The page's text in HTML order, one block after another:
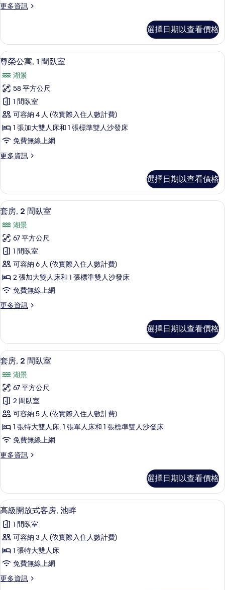
相
更多資訊
更
Room
的
詳
情
選擇日期以查看價格
顯
示
尊
榮
公
寓,
1
間
臥
的
所
有
相
片
5
尊榮公寓, 1 間臥室
湖景
58 平方公尺
1 間臥室
可容納 4 人 (依實際入住人數計費)
1 張加大雙人床和 1 張標準雙人沙發床
免費無線上網
更多資訊
更
公
寓,
1
臥
室
的
詳
情
選擇日期以查看價格
顯
示
套
房,
2
間
臥
室
的
有
相
片
4
套房, 2 間臥室
湖景
67 平方公尺
1 間臥室
可容納 6 人 (依實際入住人數計費)
2 張加大雙人床和 1 張標準雙人沙發床
免費無線上網
更多資訊
更
2
間
臥
的
詳
情
選擇日期以查看價格
顯
示
套
房,
2
間
臥
室
的
有
相
片
高級寢具、客房內保險箱、遮光布/窗
3
套房, 2 間臥室
湖景
67 平方公尺
2 間臥室
可容納 5 人 (依實際入住人數計費)
1 張特大雙人床, 1 張單人床和 1 張標準雙人沙發床
免費無線上網
更多資訊
更
2
間
臥
的
詳
選擇日期以查看價格
顯
示
高
級
開
放
式
高級開放式客房, 池畔 | 高級寢具、
7
高級開放式客房, 池畔
1 間臥室
可容納 3 人 (依實際入住人數計費)
1 張特大雙人床
免費無線上網
更多資訊
更